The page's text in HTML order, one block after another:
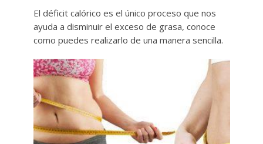
El déficit calórico es el único proceso que nos
ayuda a disminuir el exceso de grasa, conoce
como puedes realizarlo de una manera sencilla.